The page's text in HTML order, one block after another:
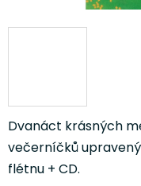
Dvanáct krásných
večerníčků
flétnu + CD.